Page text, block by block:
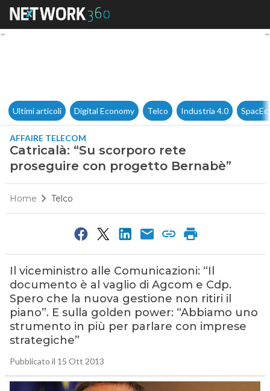
Catricalà: “Su scorporo rete
Ultimi articoli Digital Economy Telco Industria 4.0
AFFAIRE TELECOM
Catricalà: “Su scorporo rete
proseguire con progetto Bernabè”
Home Telco
Il viceministro alle Comunicazioni: “Il
documento è al vaglio di Agcom e Cdp.
Spero che la nuova gestione non ritiri il
piano”. E sulla golden power: “Abbiamo uno
strumento in più per parlare con imprese
strategiche”
Pubblicato il 15 Ott 2013